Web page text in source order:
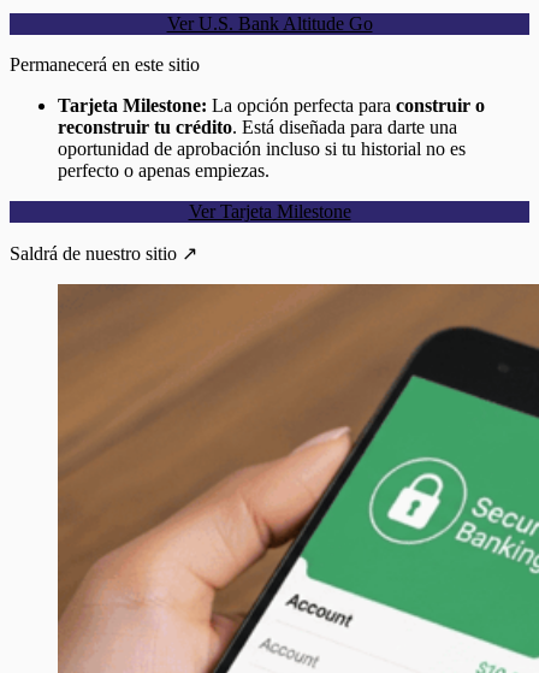
Ver U.S. Bank Altitude Go
Permanecerá en este sitio
Tarjeta Milestone: La opción perfecta para construir o
reconstruir tu crédito. Está diseñada para darte una
oportunidad de aprobación incluso si tu historial no es
perfecto o apenas empiezas.
Ver Tarjeta Milestone
Saldrá de nuestro sitio ↗